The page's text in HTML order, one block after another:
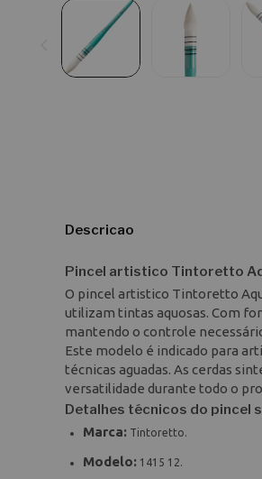
Descricao
Pincel artistico Tintoretto
O pincel artistico Tintoretto
utilizam tintas aquosas. Com
mantendo o controle
Este modelo é indicado para
técnicas aguadas. As cerdas
versatilidade durante todo o
Detalhes técnicos do pincel
Marca: Tintoretto.
Modelo: 1415 12.